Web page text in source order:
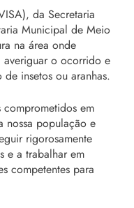
da Secretaria
Municipal de Meio
na área onde
averiguar o ocorrido e
insetos ou aranhas.
comprometidos em
nossa população e
rigorosamente
e a trabalhar em
competentes para